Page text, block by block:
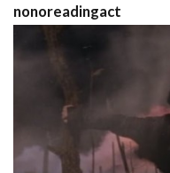
nonoreadingact